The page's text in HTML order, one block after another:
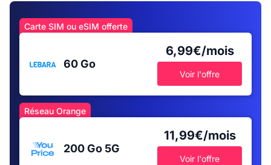
Carte SIM ou eSIM offerte
60 Go
6,99€/mois
Voir l'offre
Réseau Orange
200 Go 5G
11,99€/mois
Voir l'offre